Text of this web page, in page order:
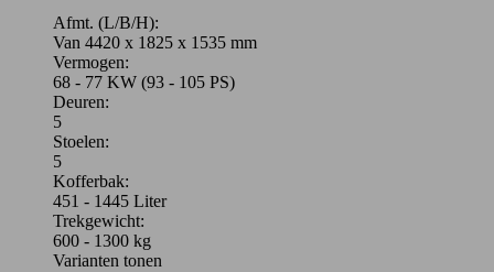
Afmt. (L/B/H):
Van 4420 x 1825 x 1535 mm
Vermogen:
68 - 77 KW (93 - 105 PS)
Deuren:
5
Stoelen:
5
Kofferbak:
451 - 1445 Liter
Trekgewicht:
600 - 1300 kg
Varianten tonen